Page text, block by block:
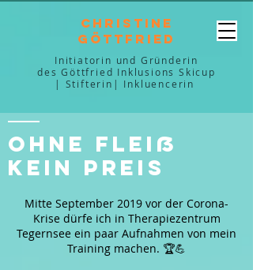
Christine
Göttfried
Initiatorin und Gründerin
des Göttfried Inklusions Skicup
| Stifterin| Inkluencerin
OHNE FLEIß
KEIN PREIS
Mitte September 2019 vor der Corona-
Krise dürfe ich in Therapiezentrum
Tegernsee ein paar Aufnahmen von mein
Training machen. 🏆💪